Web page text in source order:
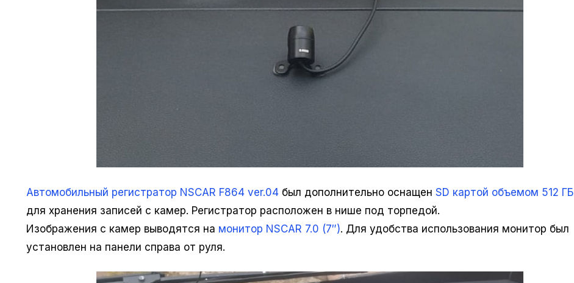
Автомобильный регистратор NSCAR F864 ver.04был дополнительно оснащен SD картой объемом 512 ГБ
для хранения записей с камер. Регистратор расположен в нише под торпедой.
Изображения с камер выводятся на монитор NSCAR 7.0 (7″). Для удобства использования монитор был
установлен на панели справа от руля.